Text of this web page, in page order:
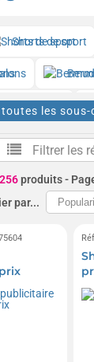
Shorts de sport
de running
Pantalons
les sous-
Filtrer les
256produits-
par...